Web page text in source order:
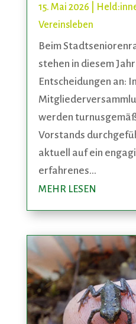
15. Mai 2026
Vereinsleben
Beim
stehen in diesem
Entscheidungen an:
werden
Vorstands
aktuell auf ein
erfahrenes...
MEHR LESEN